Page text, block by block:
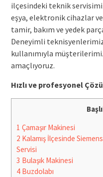
ilçesindeki teknik
eşya, elektronik cihazlar
tamir, bakım ve yedek
Deneyimli
kullanımıyla
amaçlıyoruz.
Hızlı ve profesyonel
1 Çamaşır Makinesi
2 Kalamış İlçesinde
Servisi
3 Bulaşık Makinesi
4Buzdolabı